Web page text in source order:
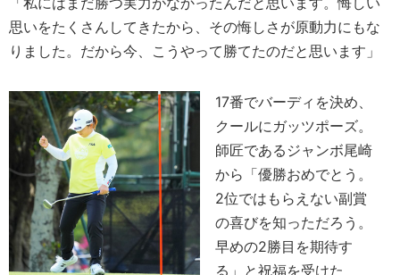
思いをたくさんしてきたから、その悔しさが原動力にもな
りました。だから今、こうやって勝てたのだと思います」
17番でバーディを決め、
クールにガッツポーズ。
師匠であるジャンボ尾崎
から「優勝おめでとう。
2位ではもらえない副賞
の喜びを知っただろう。
早めの2勝目を期待す
る」と祝福を受けた